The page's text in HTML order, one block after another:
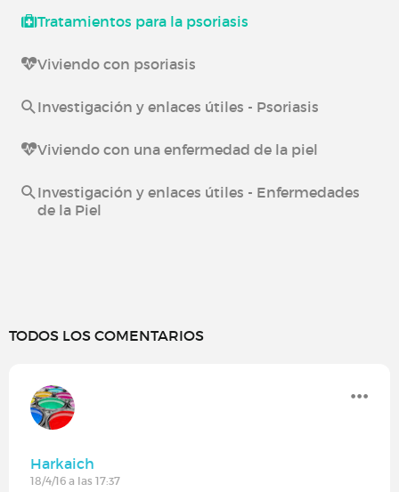
Tratamientos para la psoriasis
Viviendo con psoriasis
Investigación y enlaces útiles - Psoriasis
Viviendo con una enfermedad de la piel
Investigación y enlaces útiles - Enfermedades
de la Piel
TODOS LOS COMENTARIOS
Harkaich
18/4/16 a las 17:37